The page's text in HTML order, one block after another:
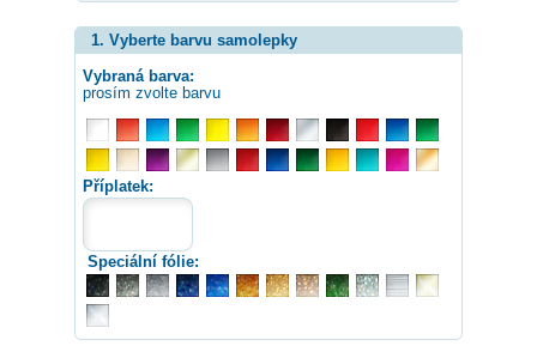
1. Vyberte barvu samolepky
Vybraná barva:
prosím zvolte barvu
Příplatek:
Speciální fólie: